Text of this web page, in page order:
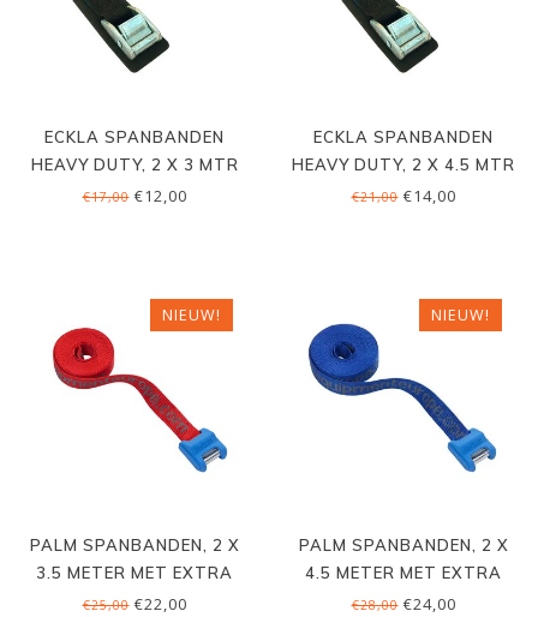
ECKLA SPANBANDEN
HEAVY DUTY, 2 X 3 MTR
€17,00€12,00
ECKLA SPANBANDEN
HEAVY DUTY, 2 X 4.5 MTR
€21,00€14,00
NIEUW!
PALM SPANBANDEN, 2 X
3.5 METER MET EXTRA
BESCHERMDE GESP
€25,00€22,00
NIEUW!
PALM SPANBANDEN, 2 X
4.5 METER MET EXTRA
BESCHERMDE GESP
€28,00€24,00